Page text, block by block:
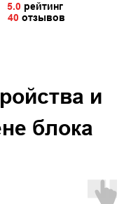
40 отзывов
5.0 рейтинг
и
блока